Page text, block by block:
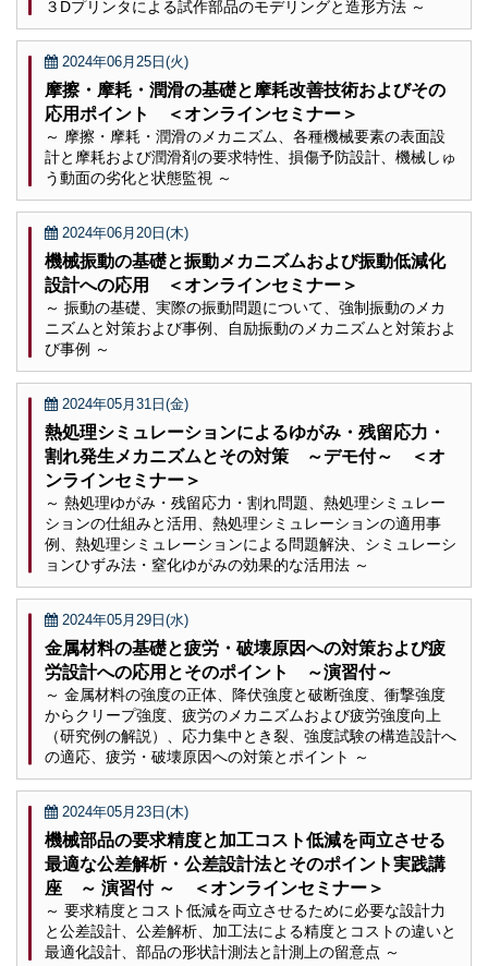
３Dプリンタによる試作部品のモデリングと造形方法 ～
2024年06月25日(火)
摩擦・摩耗・潤滑の基礎と摩耗改善技術およびその
応用ポイント ＜オンラインセミナー＞
～ 摩擦・摩耗・潤滑のメカニズム、各種機械要素の表面設
計と摩耗および潤滑剤の要求特性、損傷予防設計、機械しゅ
う動面の劣化と状態監視 ～
2024年06月20日(木)
機械振動の基礎と振動メカニズムおよび振動低減化
設計への応用 ＜オンラインセミナー＞
～ 振動の基礎、実際の振動問題について、強制振動のメカ
ニズムと対策および事例、自励振動のメカニズムと対策およ
び事例 ～
2024年05月31日(金)
熱処理シミュレーションによるゆがみ・残留応力・
割れ発生メカニズムとその対策 ～デモ付～ ＜オ
ンラインセミナー＞
～ 熱処理ゆがみ・残留応力・割れ問題、熱処理シミュレー
ションの仕組みと活用、熱処理シミュレーションの適用事
例、熱処理シミュレーションによる問題解決、シミュレーシ
ョンひずみ法・窒化ゆがみの効果的な活用法 ～
2024年05月29日(水)
金属材料の基礎と疲労・破壊原因への対策および疲
労設計への応用とそのポイント ～演習付～
～ 金属材料の強度の正体、降伏強度と破断強度、衝撃強度
からクリープ強度、疲労のメカニズムおよび疲労強度向上
（研究例の解説）、応力集中とき裂、強度試験の構造設計へ
の適応、疲労・破壊原因への対策とポイント ～
2024年05月23日(木)
機械部品の要求精度と加工コスト低減を両立させる
最適な公差解析・公差設計法とそのポイント実践講
座 ～ 演習付 ～ ＜オンラインセミナー＞
～ 要求精度とコスト低減を両立させるために必要な設計力
と公差設計、公差解析、加工法による精度とコストの違いと
最適化設計、部品の形状計測法と計測上の留意点 ～